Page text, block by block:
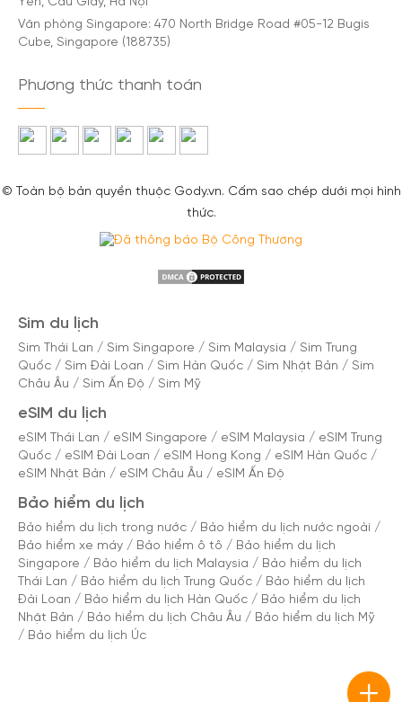
Văn phòng Singapore: 470 North Bridge Road #05-12 Bugis
Cube, Singapore (188735)
Phương thức thanh toán
© Toàn bộ bản quyền thuộc Gody.vn. Cấm sao chép dưới mọi hình
thức.
Sim du lịch
Sim Thái Lan / Sim Singapore / Sim Malaysia / Sim Trung
Quốc / Sim Đài Loan / Sim Hàn Quốc / Sim Nhật Bản / Sim
Châu Âu / Sim Ấn Độ / Sim Mỹ
eSIM du lịch
eSIM Thái Lan / eSIM Singapore / eSIM Malaysia / eSIM Trung
Quốc / eSIM Đài Loan / eSIM Hong Kong / eSIM Hàn Quốc /
eSIM Nhật Bản / eSIM Châu Âu / eSIM Ấn Độ
Bảo hiểm du lịch
Bảo hiểm du lịch trong nước / Bảo hiểm du lịch nước ngoài /
Bảo hiểm xe máy / Bảo hiểm ô tô / Bảo hiểm du lịch
Singapore / Bảo hiểm du lịch Malaysia / Bảo hiểm du lịch
Thái Lan / Bảo hiểm du lịch Trung Quốc / Bảo hiểm du lịch
Đài Loan / Bảo hiểm du lịch Hàn Quốc / Bảo hiểm du lịch
Nhật Bản / Bảo hiểm du lịch Châu Âu / Bảo hiểm du lịch Mỹ
/ Bảo hiểm du lịch Úc